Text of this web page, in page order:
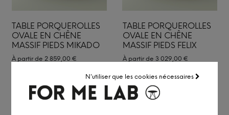
N'utiliser que les cookies nécessaires
TABLE PORQUEROLLES
OVALE EN CHÊNE
MASSIF PIEDS MIKADO
À partir de 2 859,00 €
TABLE PORQUEROLLES
OVALE EN CHÊNE
MASSIF PIEDS FELIX
À partir de 3 029,00 €